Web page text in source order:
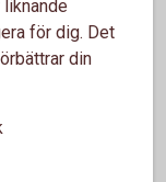
kryssa för de
lägga
utmana din
får flest
för dig. Det
din